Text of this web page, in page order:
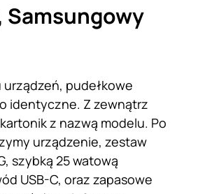
Samsungowy
pudełkowe
identyczne. Z zewnątrz
z nazwą modelu. Po
urządzenie, zestaw
szybką 25 watową
USB-C, oraz zapasowe